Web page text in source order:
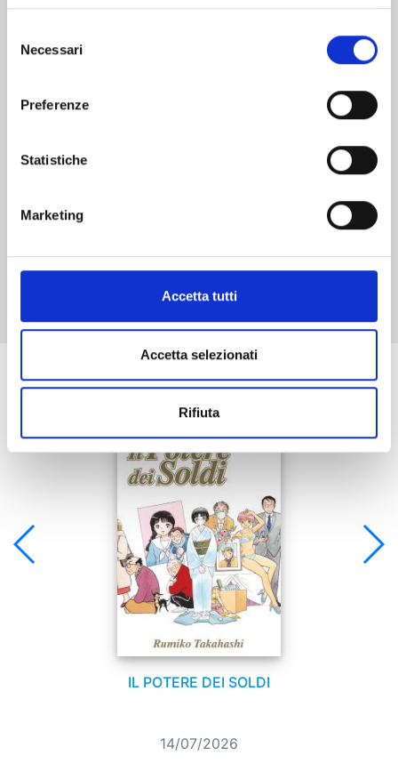
delNecessari
Preferenze
Statistiche
Marketing
Accetta tutti
Accetta selezionati
Rifiuta
ROCKY JOE PERFECT EDITION n. 13
Mostra tutto
Se ti è piaciuto prova anche:
IL POTERE DEI SOLDI
14/07/2026